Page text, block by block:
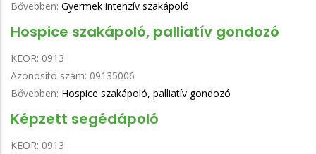
Bővebben: Gyermek intenzív szakápoló
Hospice szakápoló, palliatív gondozó
KEOR: 0913
Azonosító szám: 09135006
Bővebben: Hospice szakápoló, palliatív gondozó
Képzett segédápoló
KEOR: 0913